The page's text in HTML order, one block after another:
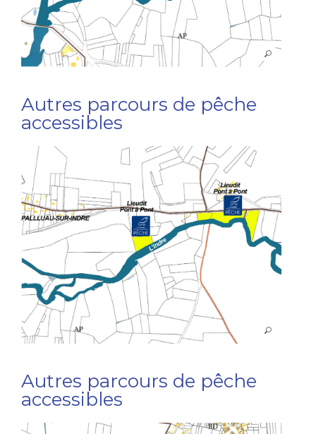
Autres parcours de pêche
accessibles
Autres parcours de pêche
accessibles